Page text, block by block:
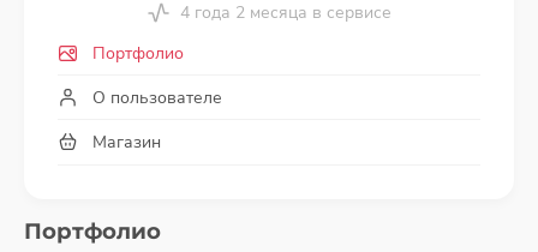
4 года 2 месяца в сервисе
Портфолио
О пользователе
Магазин
Портфолио